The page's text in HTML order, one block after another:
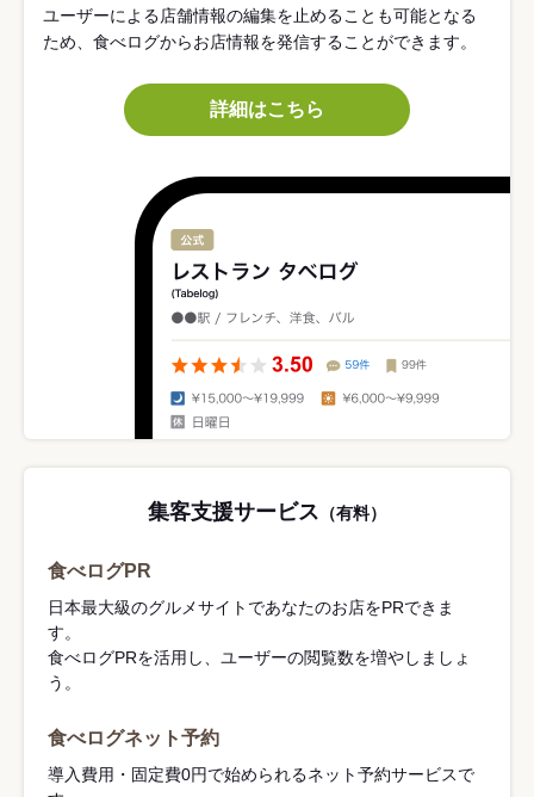
ユーザーによる店舗情報の編集を止めることも可能となる
ため、食べログからお店情報を発信することができます。
詳細はこちら
集客支援サービス （有料）
食べログPR
日本最大級のグルメサイトであなたのお店をPRできま
す。
食べログPRを活用し、ユーザーの閲覧数を増やしましょ
う。
食べログネット予約
導入費用・固定費0円で始められるネット予約サービスで